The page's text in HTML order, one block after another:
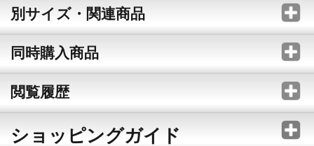
別サイズ・関連商品
同時購入商品
閲覧履歴
ショッピングガイド